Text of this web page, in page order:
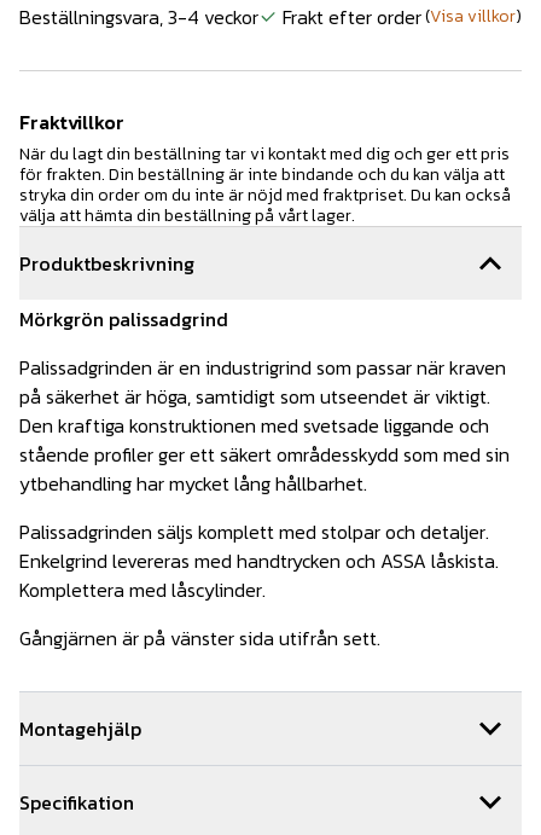
Produktbeskrivning
Mörkgrön palissadgrind
Palissadgrinden är en industrigrind som passar när kraven
på säkerhet är höga, samtidigt som utseendet är viktigt.
Den kraftiga konstruktionen med svetsade liggande och
stående profiler ger ett säkert områdesskydd som med sin
ytbehandling har mycket lång hållbarhet.
Palissadgrinden säljs komplett med stolpar och detaljer.
Enkelgrind levereras med handtrycken och ASSA låskista.
Komplettera med låscylinder.
Gångjärnen är på vänster sida utifrån sett.
Montagehjälp
beställer montage av oss får ni 5 års montage och
Specifikation
Beställningsvara, 3-4 veckor Frakt efter order(Visa villkor)
Fraktvillkor
När du lagt din beställning tar vi kontakt med dig och ger ett pris
för frakten. Din beställning är inte bindande och du kan välja att
stryka din order om du inte är nöjd med fraktpriset. Du kan också
välja att hämta din beställning på vårt lager.